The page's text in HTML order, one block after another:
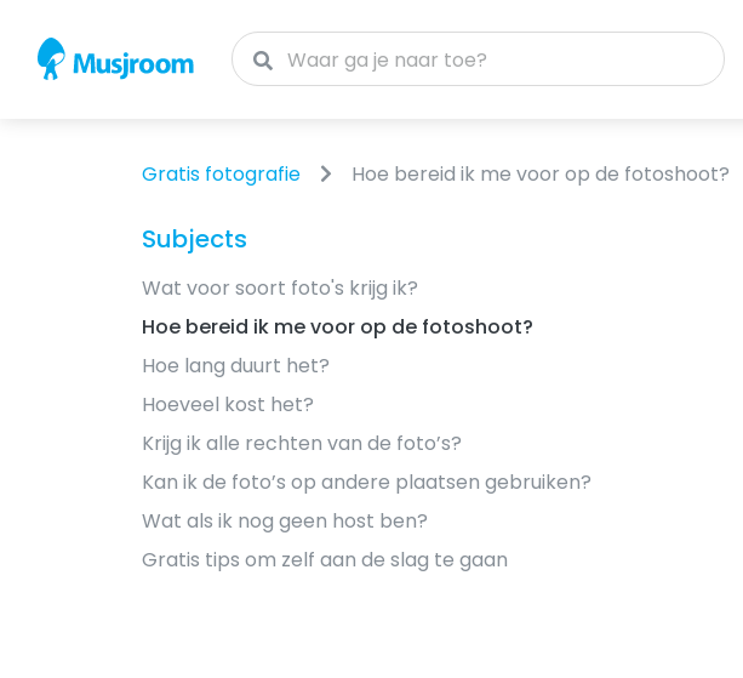
Gratis fotografie Hoe bereid ik me voor op de fotoshoot?
Subjects
Wat voor soort foto's krijg ik?
Hoe bereid ik me voor op de fotoshoot?
Hoe lang duurt het?
Hoeveel kost het?
Krijg ik alle rechten van de foto’s?
Kan ik de foto’s op andere plaatsen gebruiken?
Wat als ik nog geen host ben?
Gratis tips om zelf aan de slag te gaan